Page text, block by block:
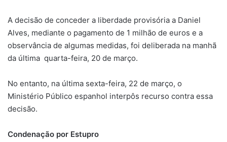
A decisão de conceder a liberdade provisória a Daniel
Alves, mediante o pagamento de 1 milhão de euros e a
observância de algumas medidas, foi deliberada na manhã
da última quarta-feira, 20 de março.
No entanto, na última sexta-feira, 22 de março, o
Ministério Público espanhol interpôs recurso contra essa
decisão.
Condenação por Estupro